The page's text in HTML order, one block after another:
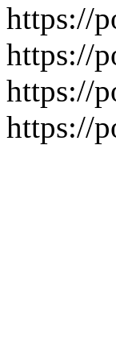
https://
https://
https://
https://